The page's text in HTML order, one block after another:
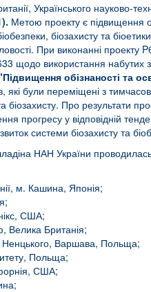
Українського науково-
Метою проекту є підвищення
біозахисту та
При виконанні
щодо використання
обізнаності та
були переміщені з
біозахисту. Про результати
прогресу у відповідній
системи біозахисту та
НАН України
м. Кашина, Японія;
США;
Велика Британія;
Ненцького, Варшава, Польща;
Польща;
США;